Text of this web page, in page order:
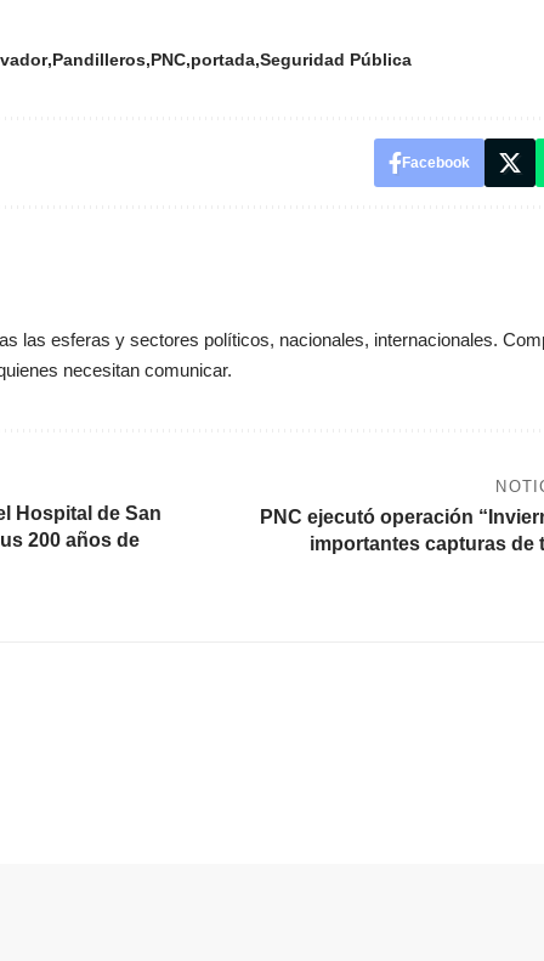
Pandilleros PNC portada Seguridad Pública
Facebook
las esferas y sectores políticos, nacionales, internacionales.
necesitan comunicar.
Hospital de San
200 años de
PNC ejecutó operación
importantes capturas de